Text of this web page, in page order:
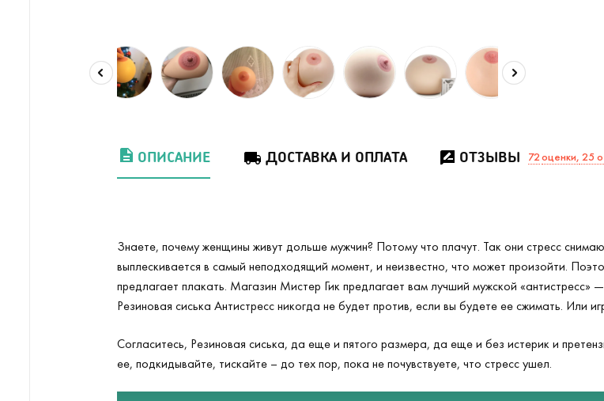
ОПИСАНИЕ ДОСТАВКА И ОПЛАТА ОТЗЫВЫ 72оценки, 25
Знаете, почему женщины живут дольше мужчин? Потому что плачут. Так они стресс
выплескивается в самый неподходящий момент, и неизвестно, что может произойти.
предлагает плакать. Магазин Мистер Гик предлагает вам лучший мужской «антистресс»
Резиновая сиська Антистресс никогда не будет против, если вы будете ее сжимать.
Согласитесь, Резиновая сиська, да еще и пятого размера, да еще и без истерик и
ее, подкидывайте, тискайте – до тех пор, пока не почувствуете, что стресс ушел.